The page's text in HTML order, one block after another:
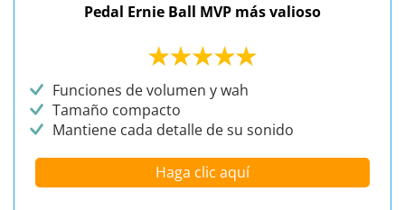
Pedal Ernie Ball MVP más valioso
Funciones de volumen y wah
Tamaño compacto
Mantiene cada detalle de su sonido
Haga clic aquí